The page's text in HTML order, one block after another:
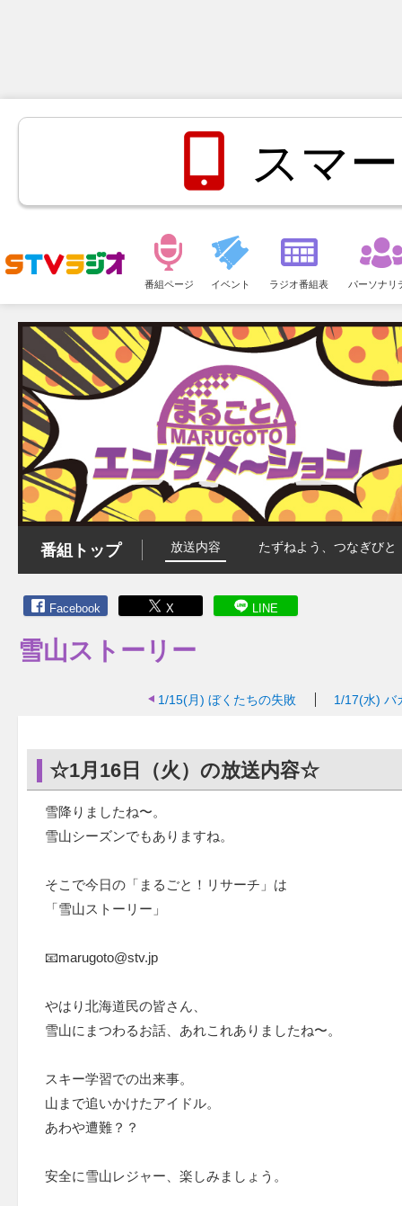
スマ
ュ
ー
番組ページ イベント ラジオ番組表 パーソナリ
番組トップ 放送内容 たずねよう、つなぎびと
Facebook X LINE
雪山ストーリー
1/15(月) ぼくたちの失敗 1/17(水) バ
☆1月16日（火）の放送内容☆
雪降りましたね〜。
雪山シーズンでもありますね。
そこで今日の「まるごと！リサーチ」は
「雪山ストーリー」
📧marugoto@stv.jp
やはり北海道民の皆さん、
雪山にまつわるお話、あれこれありましたね〜。
スキー学習での出来事。
山まで追いかけたアイドル。
あわや遭難？？
安全に雪山レジャー、楽しみましょう。